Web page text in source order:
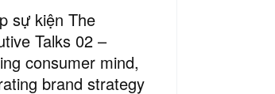
sự kiện The
Talks 02 –
consumer mind,
brand strategy